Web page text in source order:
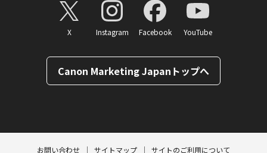
X Instagram Facebook YouTube
Canon Marketing Japanトップへ
お問い合わせ サイトマップ サイトのご利用について